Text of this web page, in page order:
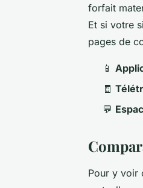
forfait
Et si votre
pages de
📱
🧾
💬
Pour y voir